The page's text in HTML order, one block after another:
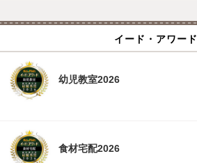
イード・アワード
幼児教室2026
食材宅配2026